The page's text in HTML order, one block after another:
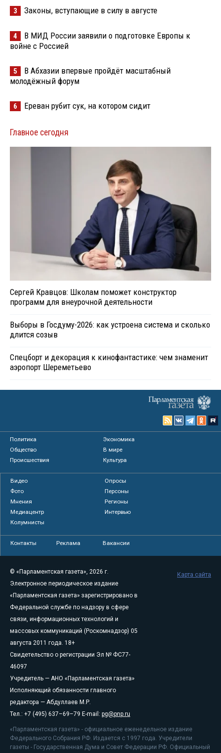
3 Законы, вступающие в силу в августе
4
В МИД России заявили о подготовке Европы к
войне с Россией
5
В Абхазии впервые пройдёт масштабный
молодёжный форум
6 Ереван рубит сук, на котором сидит
Главное сегодня
Сергей Кравцов: Школам поможет конструктор
программ для внеурочной деятельности
Выборы в Госдуму-2026: как устроена система и сколько
длится созыв
Спецборт и декорация к кинофантастике: чем знаменит
аэропорт Шереметьево
Политика
Экономика
Общество
В мире
Происшествия
Культура
Видео
Опросы
Фото
Персоны
Мнения
Регионы
Медиацентр
Интервью
Колумнисты
Контакты Реклама Вакансии
© «Парламентская газета», 2026 г.
Электронное периодическое издание
«Парламентская газета» зарегистрировано в
Федеральной службе по надзору в сфере
связи, информационных технологий и
массовых коммуникаций (Роскомнадзор) 05
августа 2011 года. 18+
Свидетельство о регистрации Эл № ФС77-
46097
Учредитель — АНО «Парламентская газета»
Исполняющий обязанности главного
редактора — Абдуллаев М.Р.
Тел.: +7 (495) 637–69–79 E-mail: pg@pnp.ru
«Парламентская газета» - официальное еженедельное издание
Федерального Собрания РФ. Издается с 1997 года. Учредители
газеты - Государственная Дума и Совет Федерации РФ. Официальный
Карта сайта